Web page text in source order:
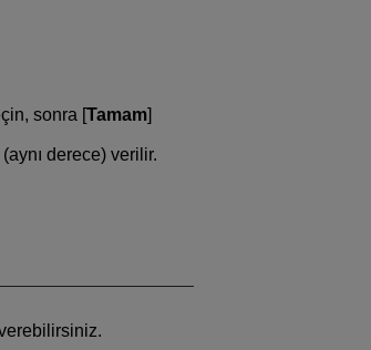
sonra [Tamam]
derece) verilir.